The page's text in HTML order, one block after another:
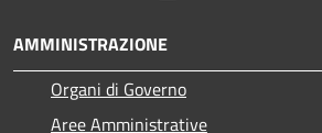
AMMINISTRAZIONE
Organi di Governo
Aree Amministrative